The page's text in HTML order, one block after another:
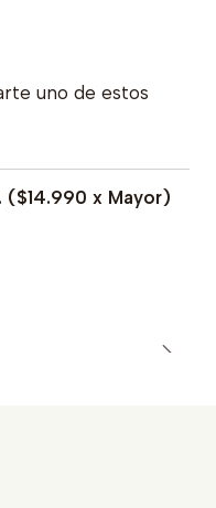
uno de estos
($14.990 x Mayor)